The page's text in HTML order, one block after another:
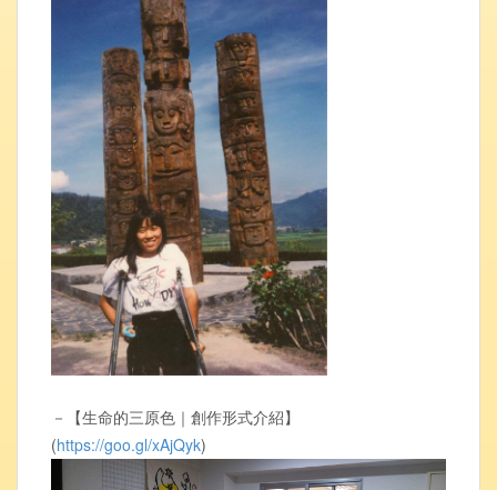
－【生命的三原色｜創作形式介紹】
(https://goo.gl/xAjQyk)